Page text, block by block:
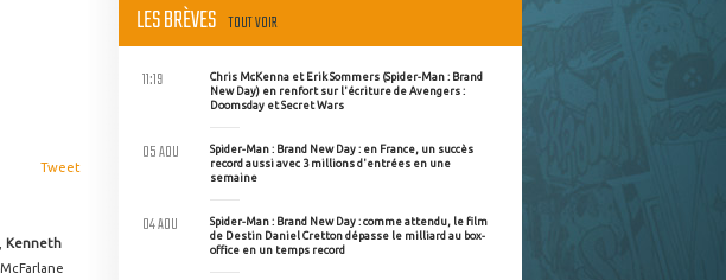
Tweet
Kenneth
LES BRÈVES TOUT VOIR
Chris McKenna et Erik Sommers (Spider-Man : Brand
New Day) en renfort sur l'écriture de Avengers :
Doomsday et Secret Wars
11:19
Spider-Man : Brand New Day : en France, un succès
record aussi avec 3 millions d'entrées en une
semaine
05 AOU
Spider-Man : Brand New Day : comme attendu, le film
de Destin Daniel Cretton dépasse le milliard au box-
office en un temps record
04 AOU